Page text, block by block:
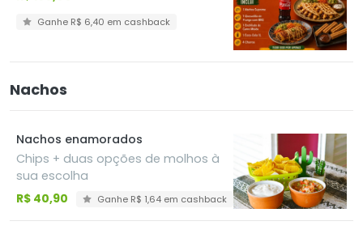
Ganhe R$ 6,40 em cashback
Nachos
Nachos enamorados
Chips + duas opções de molhos à
sua escolha
R$ 40,90
Ganhe R$ 1,64 em cashback